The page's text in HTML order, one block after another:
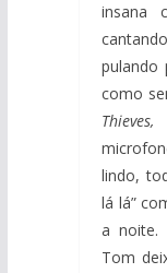
insana
pulando
como
Thieves,
lindo,
lá lá”
a noite.
Tom